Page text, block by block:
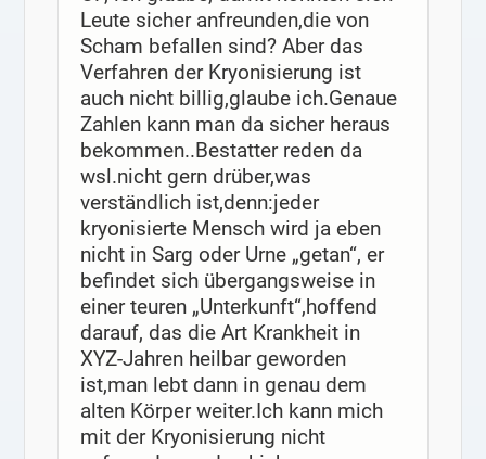
Leute sicher anfreunden,die von
Scham befallen sind? Aber das
Verfahren der Kryonisierung ist
auch nicht billig,glaube ich.Genaue
Zahlen kann man da sicher heraus
bekommen..Bestatter reden da
wsl.nicht gern drüber,was
verständlich ist,denn:jeder
kryonisierte Mensch wird ja eben
nicht in Sarg oder Urne „getan“, er
befindet sich übergangsweise in
einer teuren „Unterkunft“,hoffend
darauf, das die Art Krankheit in
XYZ-Jahren heilbar geworden
ist,man lebt dann in genau dem
alten Körper weiter.Ich kann mich
mit der Kryonisierung nicht